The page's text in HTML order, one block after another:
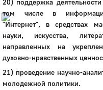
образования
История
Настоящее
Стратегия
Гостям
Жителям
Бизнесу
20) поддержка
том числе в
"Интернет", в средствах
науки, искусства,
направленных на
духовно-нравственных
21) проведение научно-
молодежной политики.